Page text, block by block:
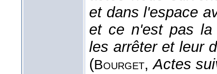
et dans l'espace
et ce n'est pas la
les arrêter et leur
(Bourget,Actes